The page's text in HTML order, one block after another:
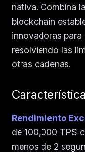
nativa. Combina
blockchain
innovadoras
resolviendo las
otras cadenas.
Rendimiento
de 100,000 TPS
menos de 2